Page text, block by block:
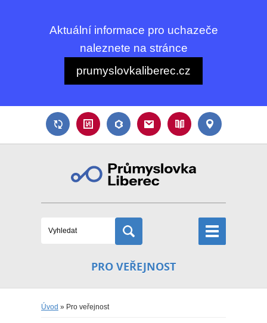
Aktuální informace pro uchazeče
naleznete na stránce
prumyslovkaliberec.cz
PRO VEŘEJNOST
Úvod » Pro veřejnost